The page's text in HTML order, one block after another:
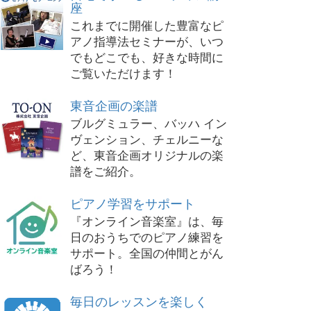
座
これまでに開催した豊富なピ
アノ指導法セミナーが、いつ
でもどこでも、好きな時間に
ご覧いただけます！
東音企画の楽譜
ブルグミュラー、バッハ イン
ヴェンション、チェルニーな
ど、東音企画オリジナルの楽
譜をご紹介。
ピアノ学習をサポート
『オンライン音楽室』は、毎
日のおうちでのピアノ練習を
サポート。全国の仲間とがん
ばろう！
毎日のレッスンを楽しく